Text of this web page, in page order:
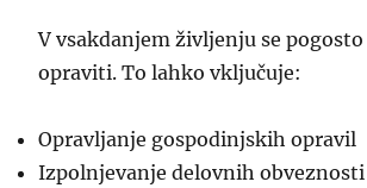
V vsakdanjem življenju se
opraviti. To lahko vključuje:
Opravljanje gospodinjskih opravil
Izpolnjevanje delovnih obveznosti